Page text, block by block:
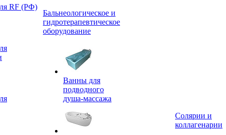
RF (РФ)
Бальнеологическое и
гидротерапевтическое
оборудование
Ванны для
подводного
душа-массажа
Солярии и
коллагенарии